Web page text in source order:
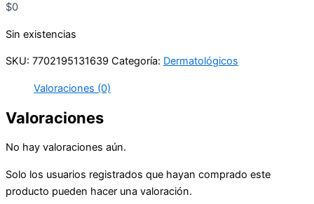
$0
Sin existencias
SKU: 7702195131639 Categoría: Dermatológicos
Valoraciones (0)
Valoraciones
No hay valoraciones aún.
Solo los usuarios registrados que hayan comprado este
producto pueden hacer una valoración.